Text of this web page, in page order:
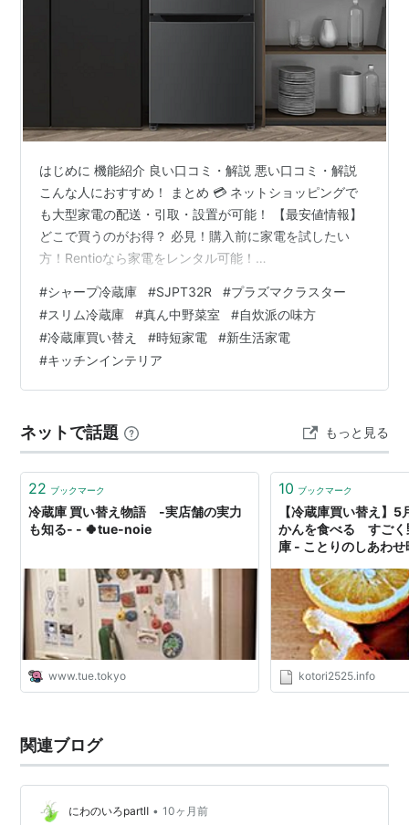
はじめに 機能紹介 良い口コミ・解説 悪い口コミ・解説
こんな人におすすめ！ まとめ 💳 ネットショッピングで
も大型家電の配送・引取・設置が可能！ 【最安値情報】
どこで買うのがお得？ 必見！購入前に家電を試したい
方！Rentioなら家電をレンタル可能！
www.amazon.co.jp はじめに 「キッチンが狭くて大きな
冷蔵庫は置けないけれど、自炊はしっかり楽しみた
い……」 「まとめ買いした野菜がすぐにしなびてしまう
のが悩み……」 そんな理想と現実のギャップを埋めてく
れるのが、シャープの「SJ-PT32R-W（マット…
#シャープ冷蔵庫 #SJPT32R #プラズマクラスター
#スリム冷蔵庫 #真ん中野菜室 #自炊派の味方
#冷蔵庫買い替え #時短家電 #新生活家電
#キッチンインテリア
ネットで話題 もっと見る
22 ブックマーク
冷蔵庫 買い替え物語 -実店舗の実力
も知る- - 🍀tue-noie
www.tue.tokyo
10 ブックマーク
【冷蔵庫買い替え】
かんを食べる すごく
庫 - ことりのしあ
kotori2525.info
関連ブログ
にわのいろpartⅡ • 10ヶ月前